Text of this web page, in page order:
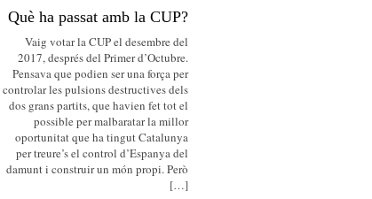
Què ha passat amb la CUP?
Vaig votar la CUP el desembre del
2017, després del Primer d’Octubre.
Pensava que podien ser una força per
controlar les pulsions destructives dels
dos grans partits, que havien fet tot el
possible per malbaratar la millor
oportunitat que ha tingut Catalunya
per treure’s el control d’Espanya del
damunt i construir un món propi. Però
[…]